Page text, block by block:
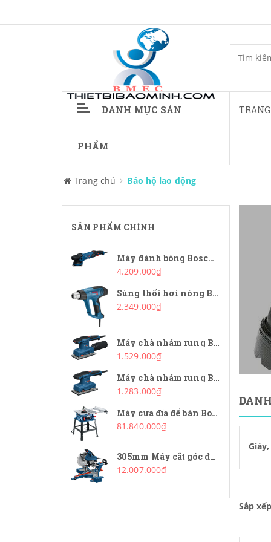
DANH MỤC SẢN
PHẨM
Trang chủ Bảo hộ lao động
Găng tay
Sắp
SẢN PHẨM CHÍNH
Máy đánh bóng Bosch GPX9-125S
4.209.000₫
Súng thổi hơi nóng Bosch GHG 20-63
2.349.000₫
Máy chà nhám rung Bosch GSS 20-18 A
1.529.000₫
Máy chà nhám rung Bosch GSS 20-18
1.283.000₫
Máy cưa đĩa để bàn Bosch GTS 254
81.840.000₫
305mm Máy cắt góc đa năng Bosch GCM 340-305D
12.007.000₫